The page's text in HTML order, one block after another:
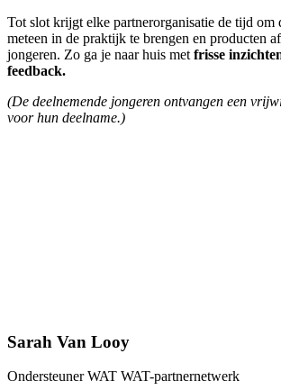
Tot slot krijgt elke partnerorganisatie de tijd om
meteen in de praktijk te brengen en producten
jongeren. Zo ga je naar huis met frisse
feedback.
(De deelnemende jongeren ontvangen een
voor hun deelname.)
Sarah Van Looy
Ondersteuner WAT WAT-partnernetwerk